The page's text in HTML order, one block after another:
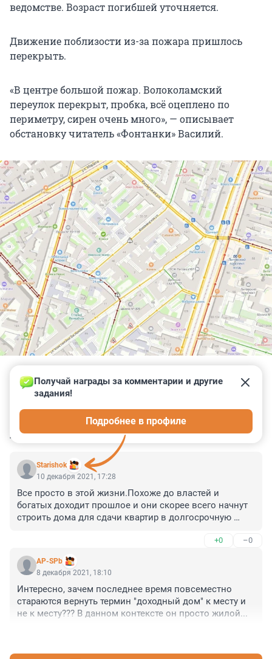
ведомстве. Возраст погибшей уточняется.
Движение поблизости из-за пожара пришлось
перекрыть.
«В центре большой пожар. Волоколамский
переулок перекрыт, пробка, всё оцеплено по
периметру, сирен очень много», — описывает
обстановку читатель «Фонтанки» Василий.
КОММЕНТАРИИ 2
Starishok
Получай награды за комментарии и другие
задания!
Подробнее в профиле
10 декабря 2021, 17:28
Все просто в этой жизни.Похоже до властей и
богатых доходит прошлое и они скорее всего начнут
строить дома для сдачи квартир в долгосрочную
России уйма денег,их просто девать некуда ,а
доходный дом это 100% вложение.
+0 –0
AP-SPb
8 декабря 2021, 18:10
Интересно, зачем последнее время повсеместно
стараются вернуть термин "доходный дом" к месту и
не к месту??? В данном контексте он просто жилой...